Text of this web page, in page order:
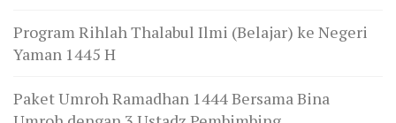
Program Rihlah Thalabul Ilmi (Belajar) ke Negeri
Yaman 1445 H
Paket Umroh Ramadhan 1444 Bersama Bina